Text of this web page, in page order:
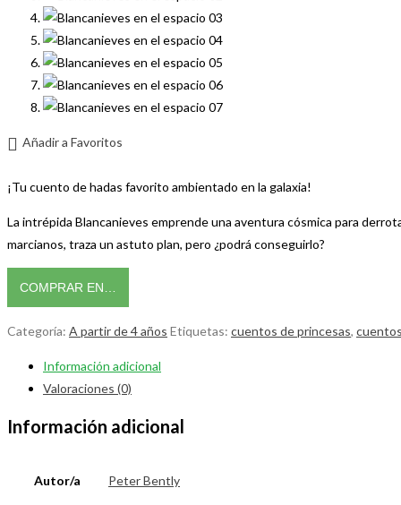
Añadir a Favoritos
¡Tu cuento de hadas favorito ambientado en la galaxia!
La intrépida Blancanieves emprende una aventura cósmica para
marcianos, traza un astuto plan, pero ¿podrá conseguirlo?
COMPRAR EN…
Categoría: A partir de 4 años Etiquetas: cuentos de princesas,
Información adicional
Valoraciones (0)
Información adicional
Autor/a Peter Bently